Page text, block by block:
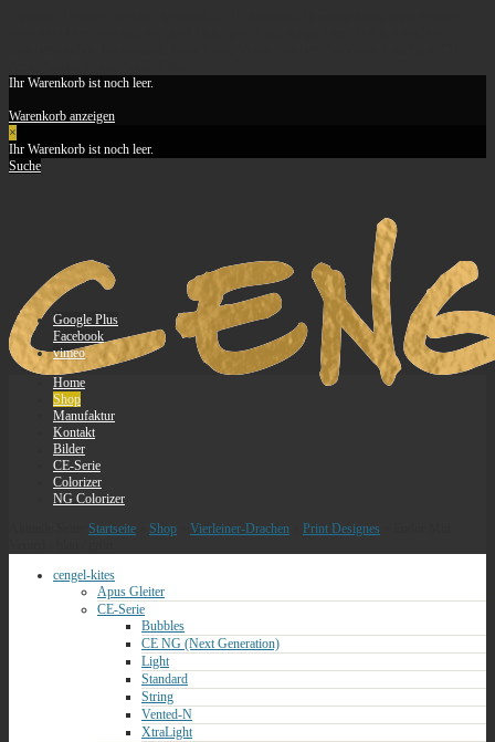
Ihr Warenkorb ist noch leer.
Warenkorb anzeigen
×
Ihr Warenkorb ist noch leer.
Suche
Google Plus
Facebook
vimeo
Home
Shop
Manufaktur
Kontakt
Bilder
CE-Serie
Colorizer
NG Colorizer
Startseite Shop Vierleiner-Drachen Print Designes
cengel-kites
Apus Gleiter
CE-Serie
Bubbles
CE NG (Next Generation)
Light
Standard
String
Vented-N
XtraLight